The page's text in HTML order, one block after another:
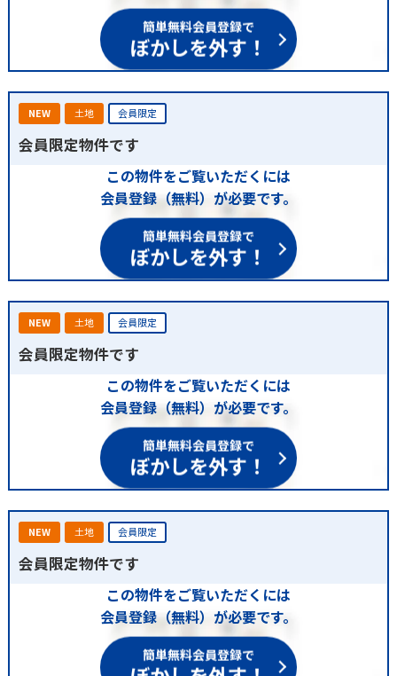
簡単無料会員登録で
ぼかしを外す！
NEW 土地 会員限定
会員限定物件です
この物件をご覧いただくには
会員登録（無料）が必要です。
簡単無料会員登録で
ぼかしを外す！
NEW 土地 会員限定
会員限定物件です
この物件をご覧いただくには
会員登録（無料）が必要です。
簡単無料会員登録で
ぼかしを外す！
NEW 土地 会員限定
会員限定物件です
この物件をご覧いただくには
会員登録（無料）が必要です。
簡単無料会員登録で